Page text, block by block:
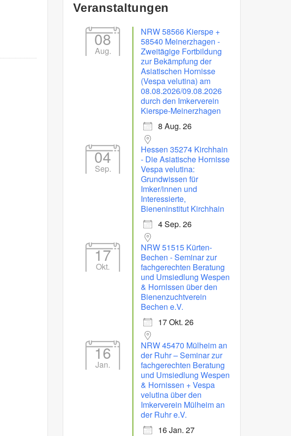
Veranstaltungen
08
Aug.
NRW 58566 Kierspe +
58540 Meinerzhagen -
Zweitägige Fortbildung
zur Bekämpfung der
Asiatischen Hornisse
(Vespa velutina) am
08.08.2026/09.08.2026
durch den Imkerverein
Kierspe-Meinerzhagen
8 Aug. 26
04
Sep.
Hessen 35274 Kirchhain
- Die Asiatische Hornisse
Vespa velutina:
Grundwissen für
Imker/innen und
Interessierte,
Bieneninstitut Kirchhain
4 Sep. 26
17
Okt.
NRW 51515 Kürten-
Bechen - Seminar zur
fachgerechten Beratung
und Umsiedlung Wespen
& Hornissen über den
Bienenzuchtverein
Bechen e.V.
17 Okt. 26
16
Jan.
NRW 45470 Mülheim an
der Ruhr – Seminar zur
fachgerechten Beratung
und Umsiedlung Wespen
& Hornissen + Vespa
velutina über den
Imkerverein Mülheim an
der Ruhr e.V.
16 Jan. 27